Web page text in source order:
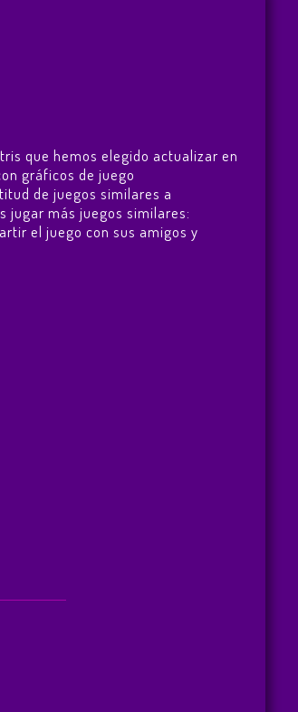
que hemos elegido actualizar en
gráficos de juego
de juegos similares a
jugar más juegos similares:
el juego con sus amigos y